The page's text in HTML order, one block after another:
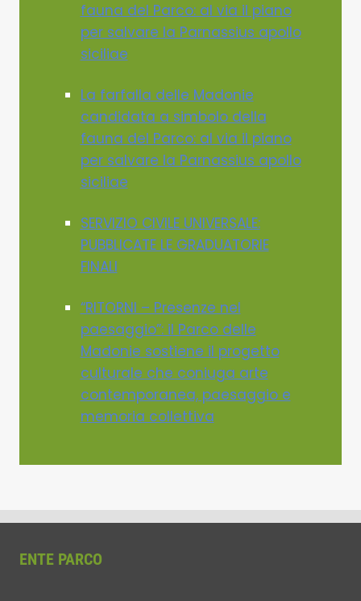
fauna del Parco: al via il piano
per salvare la Parnassius apollo
siciliae
La farfalla delle Madonie
candidata a simbolo della
fauna del Parco: al via il piano
per salvare la Parnassius apollo
siciliae
SERVIZIO CIVILE UNIVERSALE:
PUBBLICATE LE GRADUATORIE
FINALI
“RITORNI – Presenze nel
paesaggio”: il Parco delle
Madonie sostiene il progetto
culturale che coniuga arte
contemporanea, paesaggio e
memoria collettiva
ENTE PARCO